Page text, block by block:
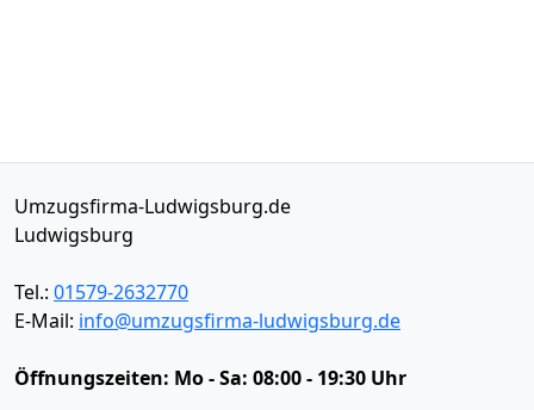
Umzugsfirma-Ludwigsburg.de
Ludwigsburg
Tel.: 01579-2632770
E-Mail: info@umzugsfirma-ludwigsburg.de
Öffnungszeiten: Mo - Sa: 08:00 - 19:30 Uhr